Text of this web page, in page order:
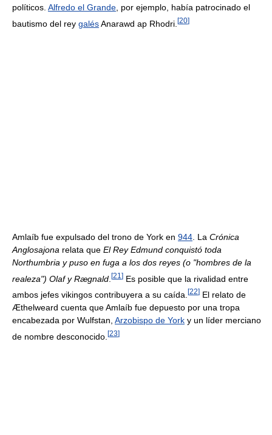
políticos. Alfredo el Grande , por ejemplo, había patrocinado el
bautismo del rey galésAnarawd ap Rhodri. [20]
Amlaíb fue expulsado del trono de York en 944 . La Crónica
Anglosajona relata que El Rey Edmund conquistó toda
Northumbria y puso en fuga a los dos reyes (o "hombres de la
realeza") Olaf y Rægnald [21 ] Es posible que la rivalidad entre
ambos jefes vikingos contribuyera a su caída. [22] El relato de
Æthelweard cuenta que Amlaíb fue depuesto por una tropa
encabezada por Wulfstan, Arzobispo de York y un líder merciano
de nombre desconocido. [23]